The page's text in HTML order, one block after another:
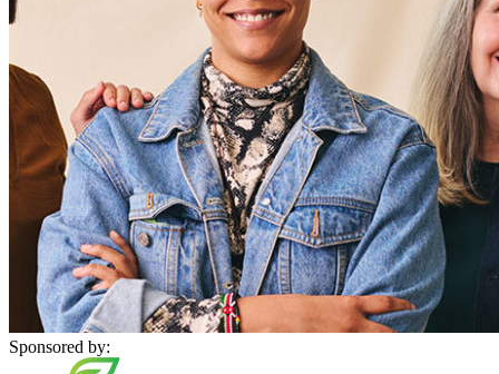
Sponsored by: